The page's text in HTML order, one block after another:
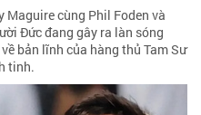
Maguire cùng Phil Foden và
Đức đang gây ra làn sóng
bản lĩnh của hàng thủ Tam Sư
tinh.